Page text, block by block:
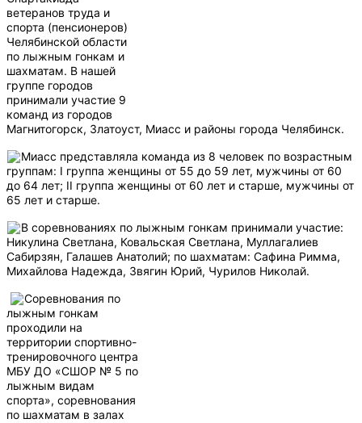
ветеранов труда и
спорта (пенсионеров)
Челябинской области
по лыжным гонкам и
шахматам. В нашей
группе городов
принимали участие 9
команд из городов
Магнитогорск, Златоуст, Миасс и районы города Челябинск.
Миасс представляла команда из 8 человек по возрастным
группам: I группа женщины от 55 до 59 лет, мужчины от 60
до 64 лет; II группа женщины от 60 лет и старше, мужчины от
65 лет и старше.
В соревнованиях по лыжным гонкам принимали участие:
Никулина Светлана, Ковальская Светлана, Муллагалиев
Сабирзян, Галашев Анатолий; по шахматам: Сафина Римма,
Михайлова Надежда, Звягин Юрий, Чурилов Николай.
Соревнования по
лыжным гонкам
проходили на
территории спортивно-
тренировочного центра
МБУ ДО «СШОР № 5 по
лыжным видам
спорта», соревнования
по шахматам в залах